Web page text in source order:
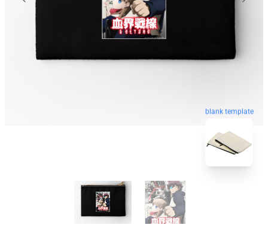
blank template